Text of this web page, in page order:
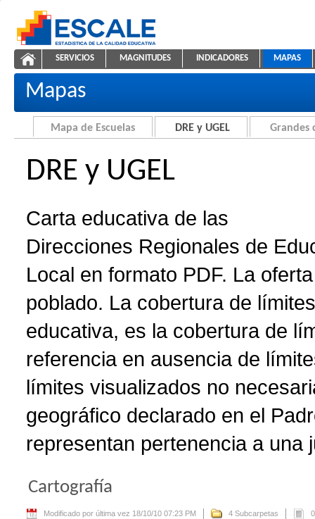
ESCALE - Unidad de Estadística Educativa
Carta educativa de DRE y UGEL
NAVEGACIÓN
SERVICIOS MAGNITUDES INDICADORES MAPAS
Mapas
Mapa de Escuelas DRE y UGEL Grandes
DRE y UGEL
Carta educativa de las
Direcciones Regionales de
Local en formato PDF. La
poblado. La cobertura de
educativa, es la cobertura de
referencia en ausencia de
límites visualizados no
geográfico declarado en el
representan pertenencia a una
Cartografía
Modificado por última vez 18/10/10 07:23 PM 4 Subcarpetas